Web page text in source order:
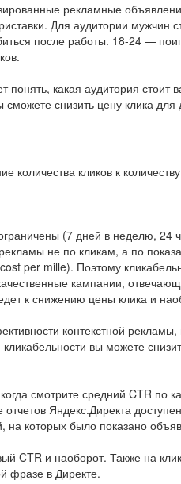
рекламные
Для аудитории мужчин
после работы. 18-24 —
какая аудитория стоит
снизить цену клика
кликов к
(7 дней в неделю, 24
не по кликам, а по
per mille). Поэтому
кампании,
к снижению цены клика и
контекстной
вы можете
смотрите средний CTR по
Яндекс.Директа
на которых было показано
CTR и наоборот. Также на
фразе в Директе.